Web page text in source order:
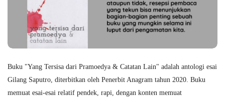
Buku "Yang Tersisa dari Pramoedya & Catatan Lain" adalah antologi esai
Gilang Saputro, diterbitkan oleh Penerbit Anagram tahun 2020. Buku
memuat esai-esai relatif pendek, rapi, dengan konten memuat